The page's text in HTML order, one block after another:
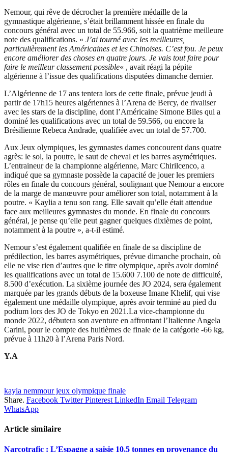
Nemour, qui rêve de décrocher la première médaille de la
gymnastique algérienne, s’était brillamment hissée en finale du
concours général avec un total de 55.966, soit la quatrième meilleure
note des qualifications. « J’ai tourné avec les meilleures,
particulièrement les Américaines et les Chinoises. C’est fou. Je peux
encore améliorer des choses en quatre jours. Je vais tout faire pour
faire le meilleur classement possible« , avait réagi la pépite
algérienne à l’issue des qualifications disputées dimanche dernier.
L’Algérienne de 17 ans tentera lors de cette finale, prévue jeudi à
partir de 17h15 heures algériennes à l’Arena de Bercy, de rivaliser
avec les stars de la discipline, dont l’Américaine Simone Biles qui a
dominé les qualifications avec un total de 59.566, ou encore la
Brésilienne Rebeca Andrade, qualifiée avec un total de 57.700.
Aux Jeux olympiques, les gymnastes dames concourent dans quatre
agrès: le sol, la poutre, le saut de cheval et les barres asymétriques.
L’entraineur de la championne algérienne, Marc Chirilcenco, a
indiqué que sa gymnaste possède la capacité de jouer les premiers
rôles en finale du concours général, soulignant que Nemour a encore
de la marge de manœuvre pour améliorer son total, notamment à la
poutre. « Kaylia a tenu son rang. Elle savait qu’elle était attendue
face aux meilleures gymnastes du monde. En finale du concours
général, je pense qu’elle peut gagner quelques dixièmes de point,
notamment à la poutre », a-t-il estimé.
Nemour s’est également qualifiée en finale de sa discipline de
prédilection, les barres asymétriques, prévue dimanche prochain, où
elle ne vise rien d’autres que le titre olympique, après avoir dominé
les qualifications avec un total de 15.600 7.100 de note de difficulté,
8.500 d’exécution. La sixième journée des JO 2024, sera également
marquée par les grands débuts de la boxeuse Imane Khelif, qui vise
également une médaille olympique, après avoir terminé au pied du
podium lors des JO de Tokyo en 2021.La vice-championne du
monde 2022, débutera son aventure en affrontant l’Italienne Angela
Carini, pour le compte des huitièmes de finale de la catégorie -66 kg,
prévue à 11h20 à l’Arena Paris Nord.
Y.A
kayla nemmour jeux olympique finale
Share. Facebook Twitter Pinterest LinkedIn Email Telegram
WhatsApp
Article similaire
Narcotrafic : L’Espagne a saisie 10,5 tonnes en provenance du